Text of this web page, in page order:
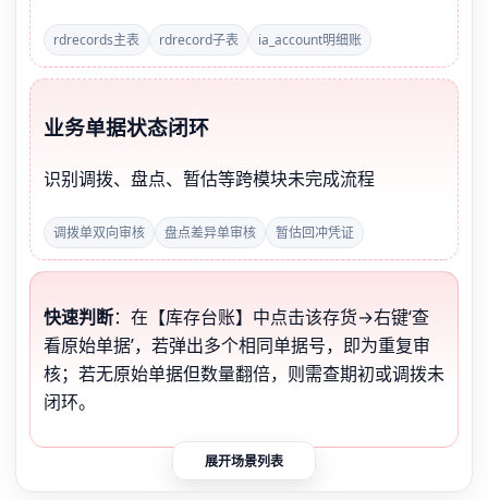
rdrecords主表 rdrecord子表 ia_account明细账
业务单据状态闭环
识别调拨、盘点、暂估等跨模块未完成流程
调拨单双向审核 盘点差异单审核 暂估回冲凭证
快速判断：在【库存台账】中点击该存货→右键‘查
看原始单据’，若弹出多个相同单据号，即为重复审
核；若无原始单据但数量翻倍，则需查期初或调拨未
闭环。
展开场景列表